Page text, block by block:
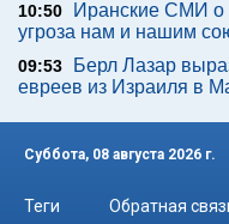
10:50
Иранские СМИ о
угроза нам и нашим
09:53
Берл Лазар
евреев из Израиля в
Суббота, 08 августа 2026 г.
Теги Обратная